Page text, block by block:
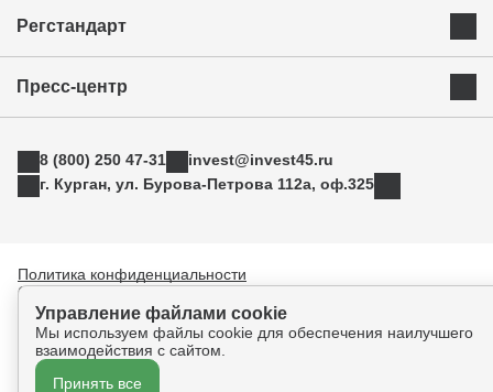
Успешные бренды Курганской области
Инвестиционная команда региона
Приоритетные инвестиционные направления
Истории успеха
Поддержка экспорта
Регстандарт
Свод инвестиционных правил
Пресс-центр
Фотогалерея
Медиа
8 (800) 250 47-31
invest@invest45.ru
г. Курган, ул. Бурова-Петрова 112а, оф.325
Политика конфиденциальности
Согласие на обработку персональных данных
Управление файлами cookie
Мы используем файлы cookie для обеспечения наилучшего
взаимодействия с сайтом.
Принять все